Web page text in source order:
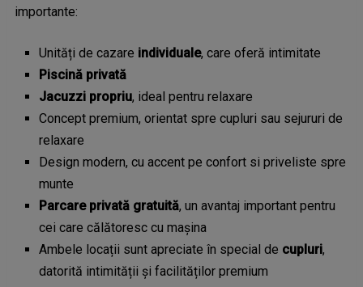
importante:
Unități de cazare individuale, care oferă intimitate
Piscină privată
Jacuzzi propriu, ideal pentru relaxare
Concept premium, orientat spre cupluri sau sejururi de
relaxare
Design modern, cu accent pe confort si priveliste spre
munte
Parcare privată gratuită, un avantaj important pentru
cei care călătoresc cu mașina
Ambele locații sunt apreciate în special de cupluri,
datorită intimității și facilităților premium